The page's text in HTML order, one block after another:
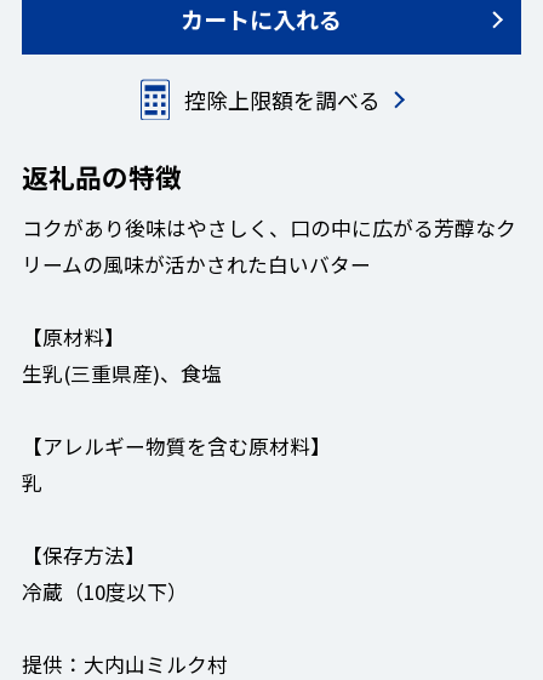
カートに入れる
控除上限額を調べる
返礼品の特徴
コクがあり後味はやさしく、口の中に広がる芳醇なク
リームの風味が活かされた白いバター
【原材料】
生乳(三重県産)、食塩
【アレルギー物質を含む原材料】
乳
【保存方法】
冷蔵（10度以下）
提供：大内山ミルク村